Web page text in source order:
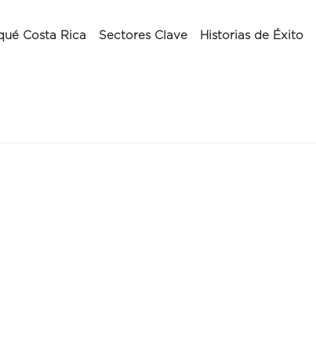
Costa Rica Sectores Clave Historias de Éxito